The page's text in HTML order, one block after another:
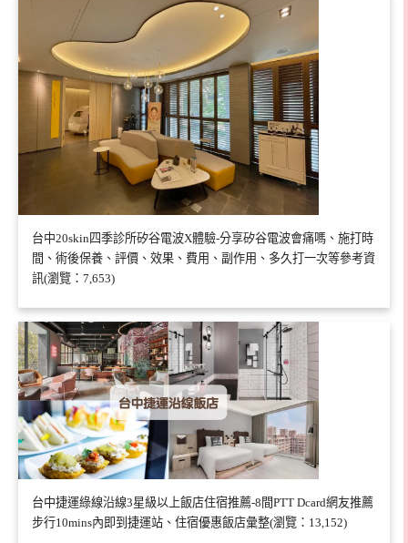
台中20skin四季診所矽谷電波X體驗-分享矽谷電波會痛嗎、施打時
間、術後保養、評價、效果、費用、副作用、多久打一次等參考資
訊(瀏覽：7,653)
台中捷運綠線沿線3星級以上飯店住宿推薦-8間PTT Dcard網友推薦
步行10mins內即到捷運站、住宿優惠飯店彙整(瀏覽：13,152)